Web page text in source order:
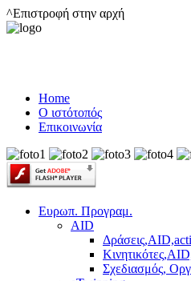
^Επιστροφή στην αρχή
Home
Ο ιστότοπός
Επικοινωνία
Ευρωπ. Προγραμ.
AID
Σχεδιασμός,